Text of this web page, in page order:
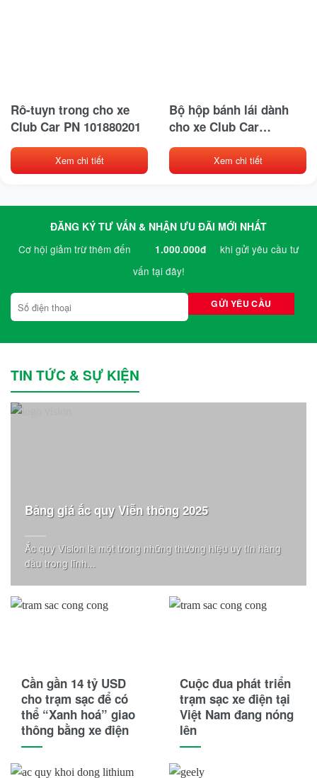
Rô-tuyn trong cho xe
Club Car PN 101880201
Xem chi tiết
Bộ hộp bánh lái dành
cho xe Club Car
Precedent sản xuất từ
2004 thay thế cho mã
phụ tùng gốc (OEM) là
Xem chi tiết
ĐĂNG KÝ TƯ VẤN & NHẬN ƯU ĐÃI MỚI NHẤT
Cơ hội giảm trừ thêm đến
1.000.000đ
khi gửi yêu cầu tư
vấn tại đây!
TIN TỨC & SỰ KIỆN
Bảng giá ắc quy Viễn thông 2025
Ắc quy Vision là một trong những thương hiệu uy tín hàng
đầu trong lĩnh...
Cần gần 14 tỷ USD
cho trạm sạc để có
thể “Xanh hoá” giao
thông bằng xe điện
Cuộc đua phát triển
trạm sạc xe điện tại
Việt Nam đang nóng
lên